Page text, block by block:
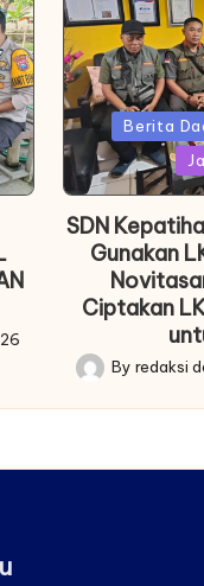
PostedBerita
SDN
Gunakan
Ciptakan
Posted
by
Byredaksi